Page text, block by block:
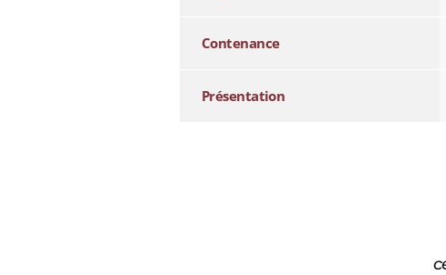
Contenance
Présentation